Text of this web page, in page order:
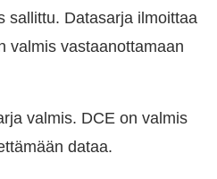
sallittu. Datasarja ilmoittaa
valmis vastaanottamaan
valmis. DCE on valmis
dataa.